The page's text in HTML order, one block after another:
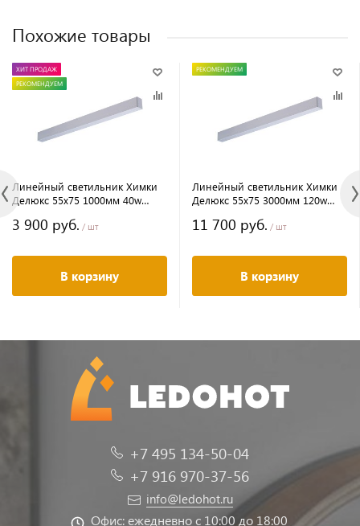
Похожие товары
ХИТ ПРОДАЖ
РЕКОМЕНДУЕМ
Линейный светильник Химки
Делюкс 55х75 1000мм 40w
3 900 руб. / шт
В корзину
РЕКОМЕНДУЕМ
Линейный светильник Химки
Делюкс 55х75 3000мм 120w
11 700 руб. / шт
В корзину
+7 495 134-50-04
+7 916 970-37-56
info@ledohot.ru
Офис: ежедневно с 10:00 до 18:00